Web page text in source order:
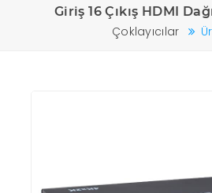
Giriş 16 Çıkış HDMI
Çoklayıcılar